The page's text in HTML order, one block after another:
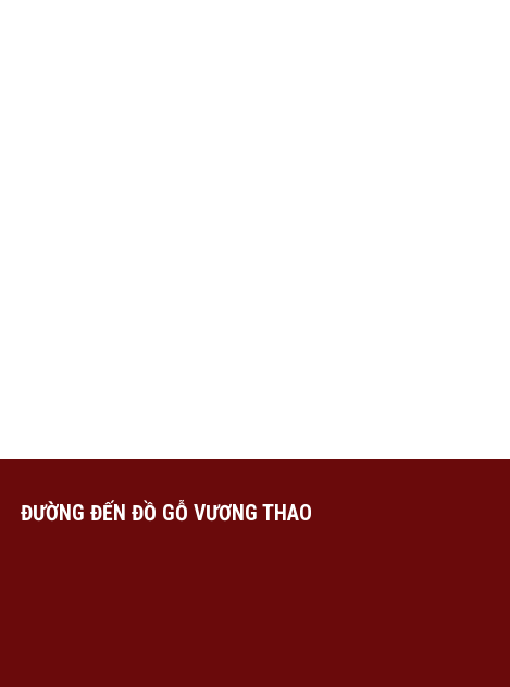
ĐƯỜNG ĐẾN ĐỒ GỖ VƯƠNG THAO